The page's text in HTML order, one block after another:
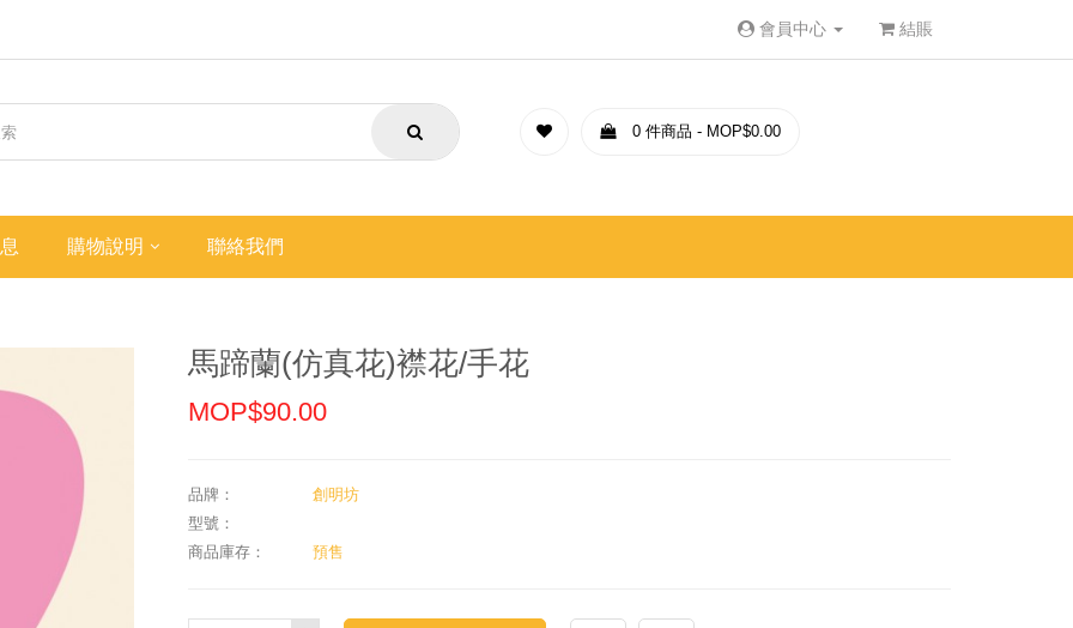
會員中心 結賬
0 件商品 - MOP$0.00
購物說明 聯絡我們
馬蹄蘭(仿真花)襟花/手花
MOP$90.00
品牌：
創明坊
型號：
商品庫存：
預售